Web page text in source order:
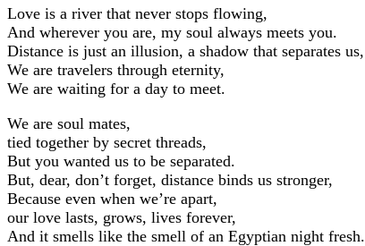
Love is a river that never stops flowing,
And wherever you are, my soul always meets you.
Distance is just an illusion, a shadow that separates us,
We are travelers through eternity,
We are waiting for a day to meet.
We are soul mates,
tied together by secret threads,
But you wanted us to be separated.
But, dear, don’t forget, distance binds us stronger,
Because even when we’re apart,
our love lasts, grows, lives forever,
And it smells like the smell of an Egyptian night fresh.